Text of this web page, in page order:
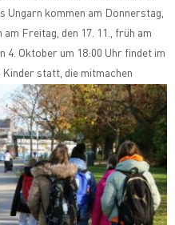
Ungarn kommen am Donnerstag,
am Freitag, den 17. 11., früh am
4. Oktober um 18:00 Uhr findet im
statt, die mitmachen